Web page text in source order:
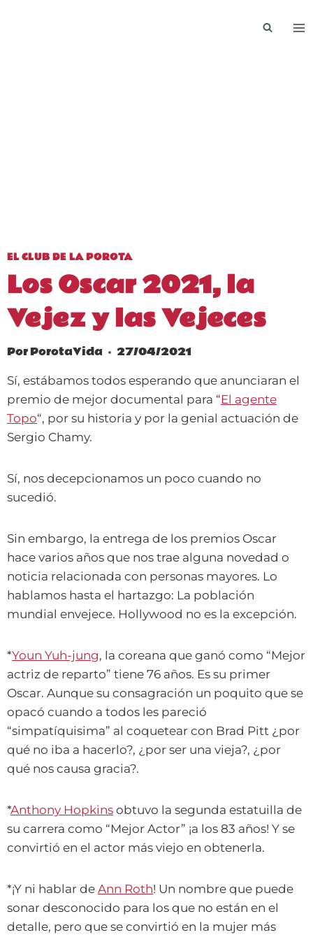
EL CLUB DE LA POROTA
Los Oscar 2021, la
Vejez y las Vejeces
PorPorotaVida 27/04/2021
Sí, estábamos todos esperando que anunciaran el
premio de mejor documental para “El agente
Topo“, por su historia y por la genial actuación de
Sergio Chamy.
Sí, nos decepcionamos un poco cuando no
sucedió.
Sin embargo, la entrega de los premios Oscar
hace varios años que nos trae alguna novedad o
noticia relacionada con personas mayores. Lo
hablamos hasta el hartazgo: La población
mundial envejece. Hollywood no es la excepción.
*Youn Yuh-jung, la coreana que ganó como “Mejor
actriz de reparto” tiene 76 años. Es su primer
Oscar. Aunque su consagración un poquito que se
opacó cuando a todos les pareció
“simpatíquisima” al coquetear con Brad Pitt ¿por
qué no iba a hacerlo?, ¿por ser una vieja?, ¿por
qué nos causa gracia?.
*Anthony Hopkins obtuvo la segunda estatuilla de
su carrera como “Mejor Actor” ¡a los 83 años! Y se
convirtió en el actor más viejo en obtenerla.
*¡Y ni hablar de Ann Roth! Un nombre que puede
sonar desconocido para los que no están en el
detalle, pero que se convirtió en la mujer más